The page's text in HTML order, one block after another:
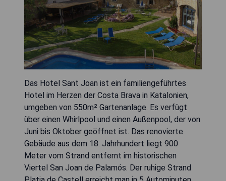
Das Hotel Sant Joan ist ein familiengeführtes
Hotel im Herzen der Costa Brava in Katalonien,
umgeben von 550m² Gartenanlage. Es verfügt
über einen Whirlpool und einen Außenpool, der von
Juni bis Oktober geöffnet ist. Das renovierte
Gebäude aus dem 18. Jahrhundert liegt 900
Meter vom Strand entfernt im historischen
Viertel San Joan de Palamós. Der ruhige Strand